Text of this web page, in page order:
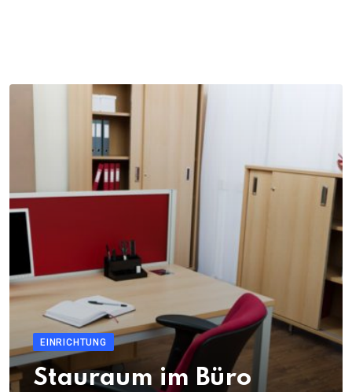
EINRICHTUNG
Stauraum im Büro